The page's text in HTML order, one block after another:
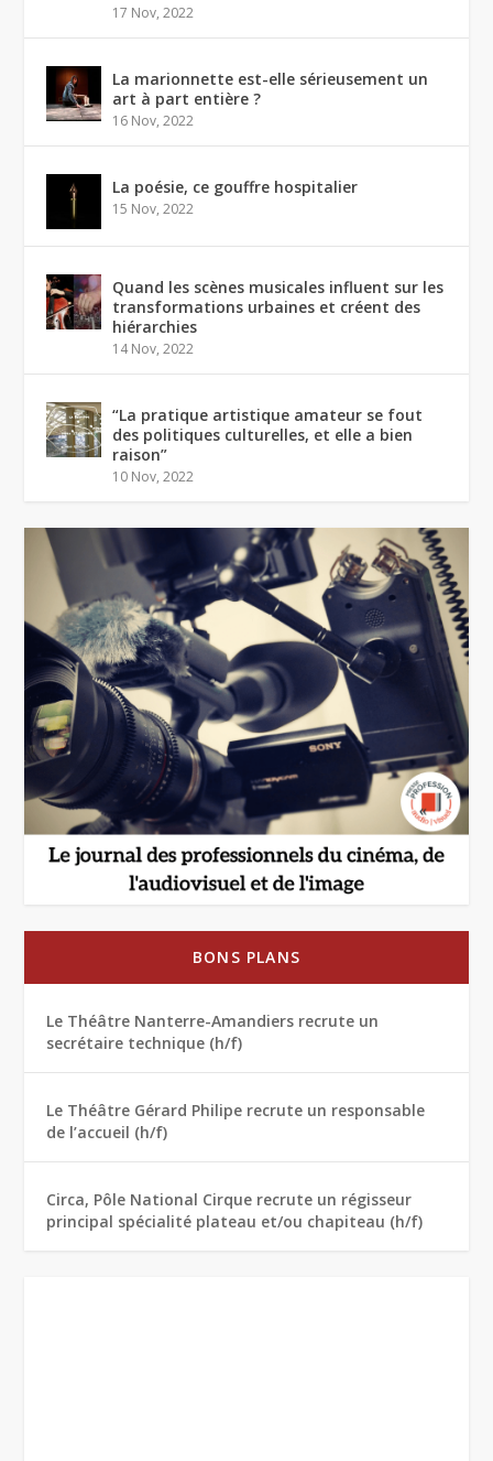
17 Nov, 2022
La marionnette est-elle sérieusement un
art à part entière ?
16 Nov, 2022
La poésie, ce gouffre hospitalier
15 Nov, 2022
Quand les scènes musicales influent sur les
transformations urbaines et créent des
hiérarchies
14 Nov, 2022
“La pratique artistique amateur se fout
des politiques culturelles, et elle a bien
raison”
10 Nov, 2022
BONS PLANS
Le Théâtre Nanterre-Amandiers recrute un
secrétaire technique (h/f)
Le Théâtre Gérard Philipe recrute un responsable
de l’accueil (h/f)
Circa, Pôle National Cirque recrute un régisseur
principal spécialité plateau et/ou chapiteau (h/f)